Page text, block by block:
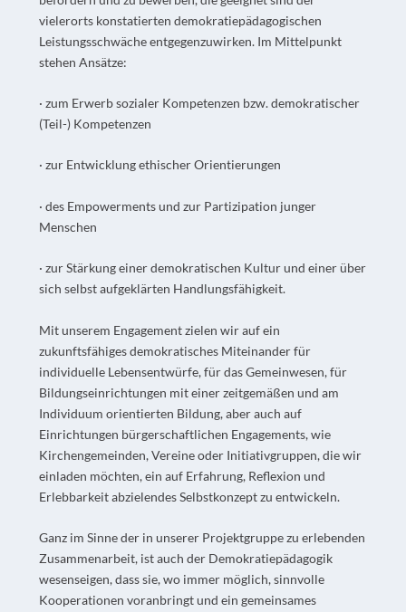
vielerorts konstatierten demokratiepädagogischen
Leistungsschwäche entgegenzuwirken. Im Mittelpunkt
stehen Ansätze:
· zum Erwerb sozialer Kompetenzen bzw. demokratischer
(Teil-) Kompetenzen
· zur Entwicklung ethischer Orientierungen
· des Empowerments und zur Partizipation junger
Menschen
· zur Stärkung einer demokratischen Kultur und einer über
sich selbst aufgeklärten Handlungsfähigkeit.
Mit unserem Engagement zielen wir auf ein
zukunftsfähiges demokratisches Miteinander für
individuelle Lebensentwürfe, für das Gemeinwesen, für
Bildungseinrichtungen mit einer zeitgemäßen und am
Individuum orientierten Bildung, aber auch auf
Einrichtungen bürgerschaftlichen Engagements, wie
Kirchengemeinden, Vereine oder Initiativgruppen, die wir
einladen möchten, ein auf Erfahrung, Reflexion und
Erlebbarkeit abzielendes Selbstkonzept zu entwickeln.
Ganz im Sinne der in unserer Projektgruppe zu erlebenden
Zusammenarbeit, ist auch der Demokratiepädagogik
wesenseigen, dass sie, wo immer möglich, sinnvolle
Kooperationen voranbringt und ein gemeinsames